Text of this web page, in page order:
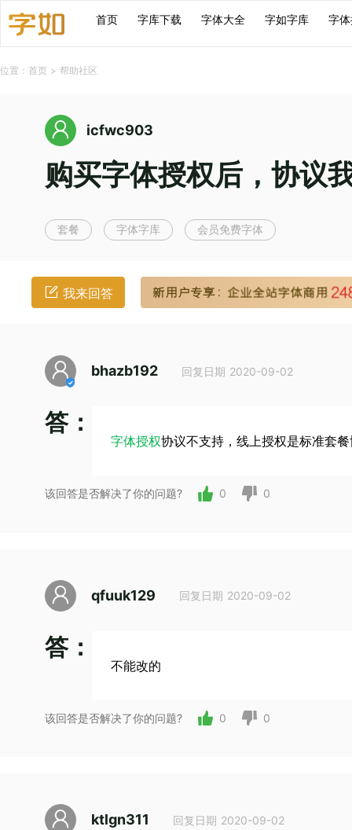
首页 字库下载 字体大全 字如字库 字
位置： 首页 > 帮助社区
icfwc903
购买字体授权后，协议
套餐 字体字库 会员免费字体
我来回答
bhazb192 回复日期 2020-09-02
答：
字体授权协议不支持，线上授权是标准套
该回答是否解决了你的问题? 0 0
qfuuk129 回复日期 2020-09-02
答：
不能改的
该回答是否解决了你的问题? 0 0
ktlgn311 回复日期 2020-09-02